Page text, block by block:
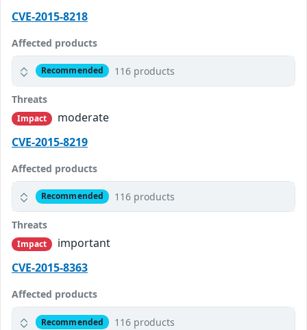
CVE-2015-8218
Affected products
Recommended 116 products
Threats
Impact
moderate
CVE-2015-8219
Affected products
Recommended 116 products
Threats
Impact
important
CVE-2015-8363
Affected products
Recommended 116 products